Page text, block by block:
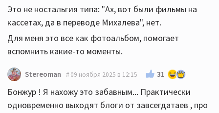
Это не ностальгия типа: "Ах, вот были фильмы на
кассетах, да в переводе Михалева", нет.
Для меня это все как фотоальбом, помогает
вспомнить какие-то моменты.
Stereoman 09 ноября 2025 в 12:15 31
Бонжур ! Я нахожу это забавным... Практически
одновременно выходят блоги от завсегдатаев , про